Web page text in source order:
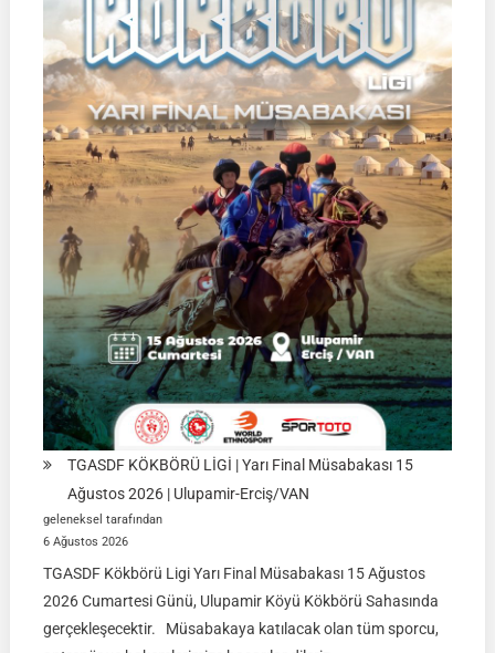
TGASDF KÖKBÖRÜ LİGİ | Yarı Final Müsabakası 15
Ağustos 2026 | Ulupamir-Erciş/VAN
geleneksel tarafından
6 Ağustos 2026
TGASDF Kökbörü Ligi Yarı Final Müsabakası 15 Ağustos
2026 Cumartesi Günü, Ulupamir Köyü Kökbörü Sahasında
gerçekleşecektir. Müsabakaya katılacak olan tüm sporcu,